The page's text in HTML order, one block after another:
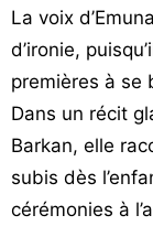
La voix
d’ironie,
premières à se
Dans un récit
Barkan, elle
subis dès
cérémonies à